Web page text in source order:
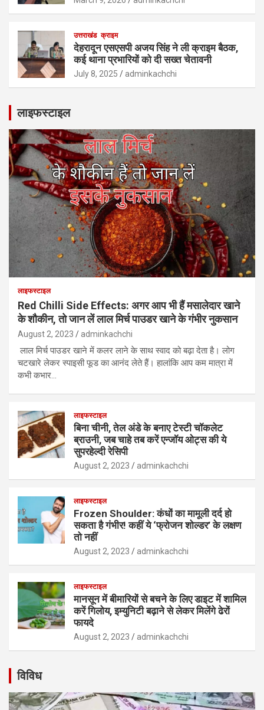
उत्तराखंड क्राइम
देहरादून एसएसपी अजय सिंह ने ली क्राइम बैठक,
कई थाना प्रभारियों को दी सख्त चेतावनी
July 8, 2025 adminkachchi
लाइफस्टाइल
लाइफस्टाइल
Red Chilli Side Effects: अगर आप भी हैं मसालेदार खाने
के शौकीन, तो जान लें लाल मिर्च पाउडर खाने के गंभीर नुकसान
August 2, 2023 adminkachchi
लाल मिर्च पाउडर खाने में कलर लाने के साथ स्वाद को बढ़ा देता है। लोग
चटखारे लेकर स्पाइसी फूड का आनंद लेते हैं। हालांकि आप कम मात्रा में
कभी कभार…
लाइफस्टाइल
बिना चीनी, तेल अंडे के बनाए टेस्टी चॉकलेट
ब्राउनी, जब चाहे तब करें एन्जॉय ओट्स की ये
सुपरहेल्दी रेसिपी
August 2, 2023 adminkachchi
लाइफस्टाइल
Frozen Shoulder: कंधों का मामूली दर्द हो
सकता है गंभीर! कहीं ये ‘फ्रोजन शोल्डर’ के लक्षण
तो नहीं
August 2, 2023 adminkachchi
लाइफस्टाइल
मानसून में बीमारियों से बचने के लिए डाइट में शामिल
करें गिलोय, इम्युनिटी बढ़ाने से लेकर मिलेंगे ढेरों
फायदे
August 2, 2023 adminkachchi
विविध